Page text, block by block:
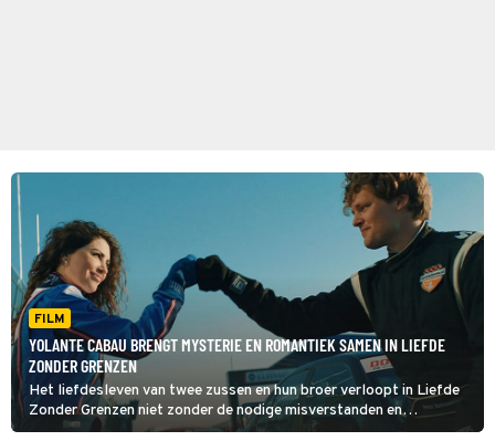
FILM
YOLANTE CABAU BRENGT MYSTERIE EN ROMANTIEK SAMEN IN LIEFDE
ZONDER GRENZEN
Het liefdesleven van twee zussen en hun broer verloopt in Liefde
Zonder Grenzen niet zonder de nodige misverstanden en
obstakels.